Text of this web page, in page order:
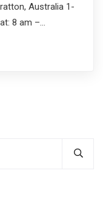
Australia 1-
8 am –…